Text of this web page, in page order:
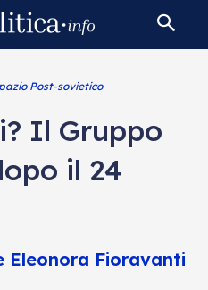
Post-sovietico
Il Gruppo
il 24
Eleonora Fioravanti